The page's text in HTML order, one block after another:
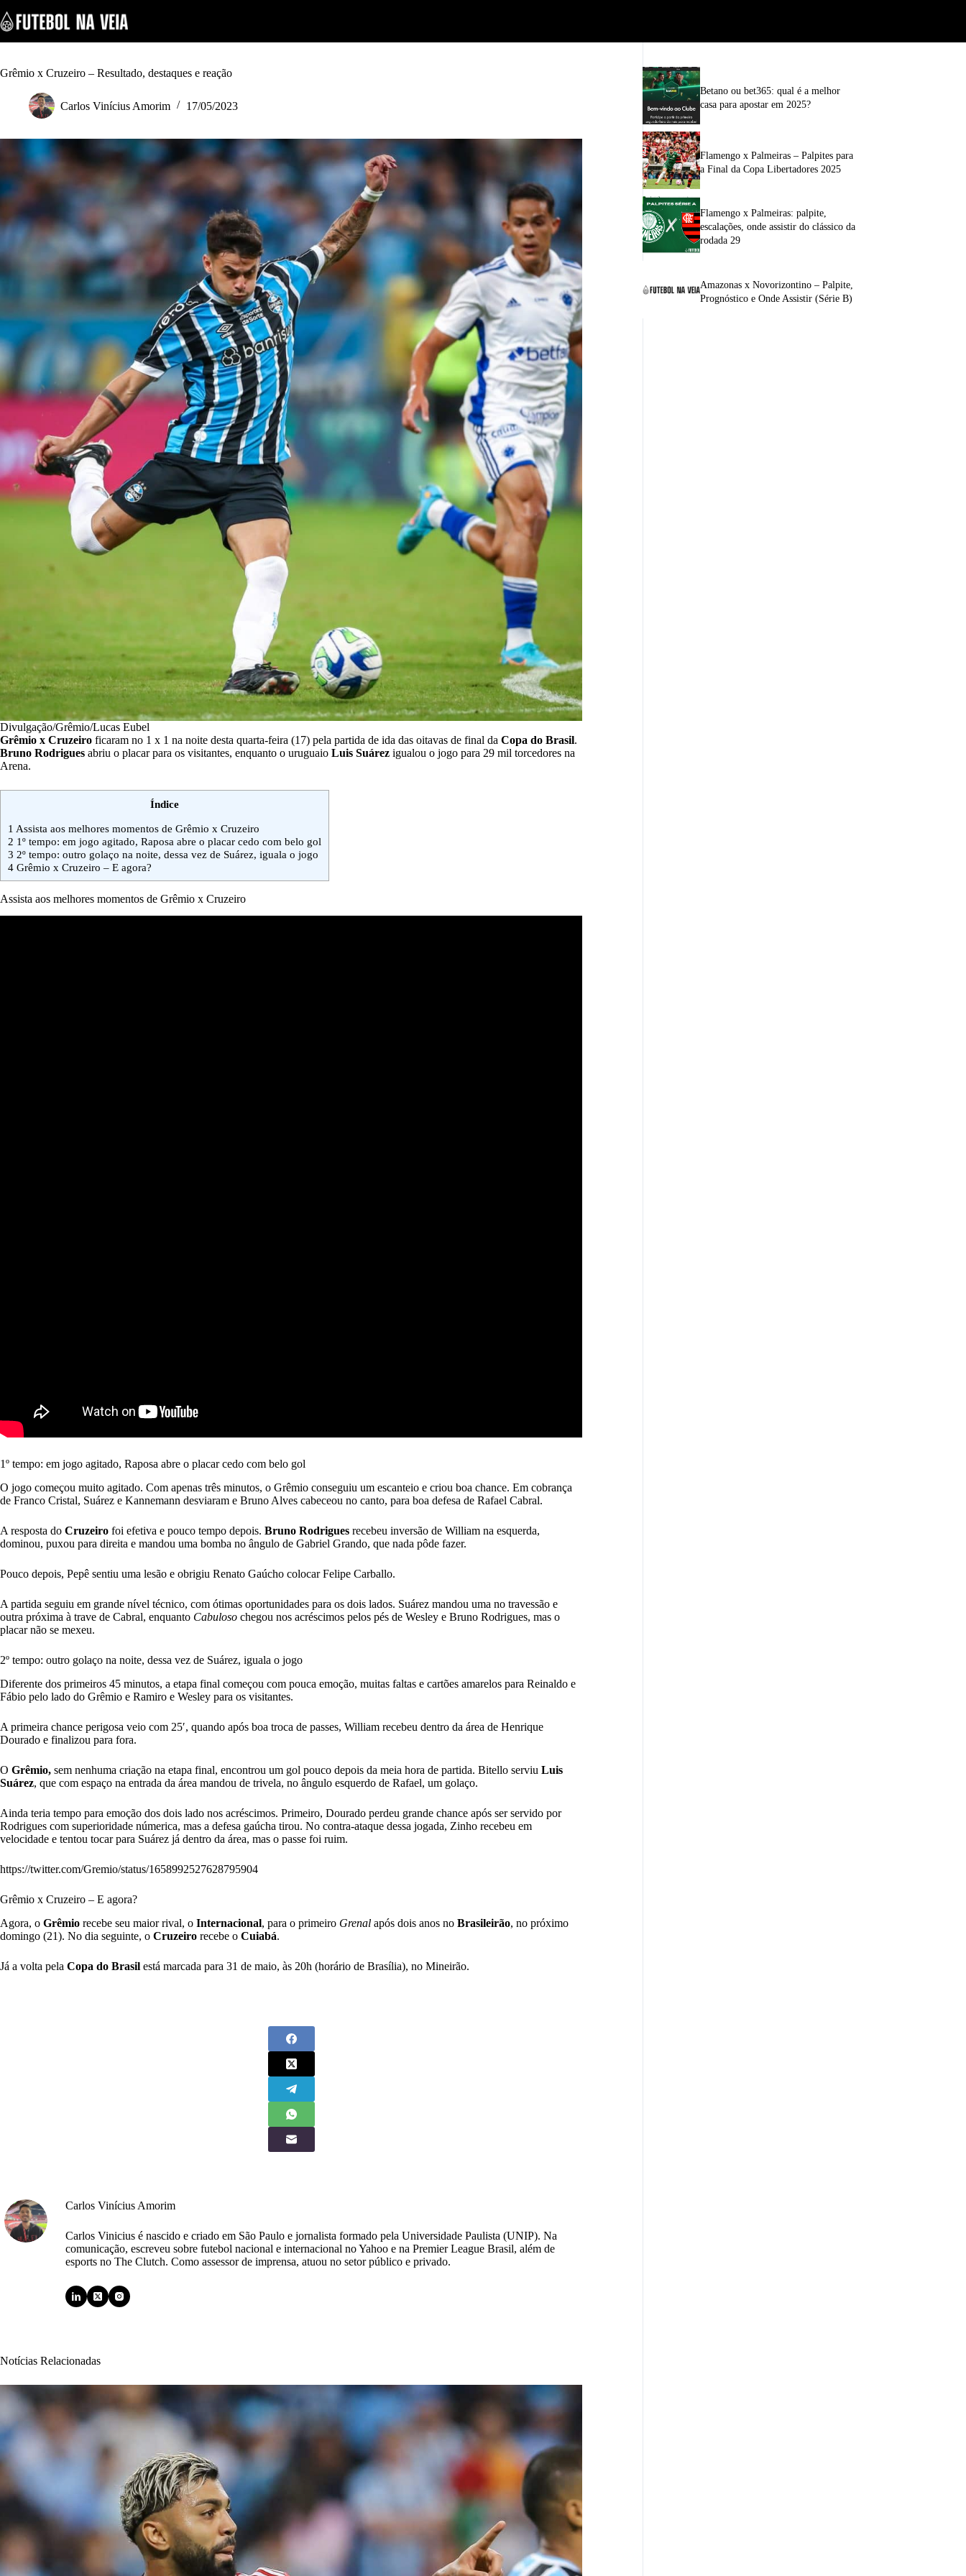
k
i
p
o
Grêmio x Cruzeiro – Resultado, destaques e reação
Carlos Vinícius Amorim 17/05/2023
Divulgação/Grêmio/Lucas Eubel
Grêmio x Cruzeiro ficaram no 1 x 1 na noite desta quarta-feira (17) pela partida de ida das oitavas de final da Copa do Brasil.
Bruno Rodrigues abriu o placar para os visitantes, enquanto o uruguaio Luis Suárez igualou o jogo para 29 mil torcedores na
Arena.
Índice
1 Assista aos melhores momentos de Grêmio x Cruzeiro
2 1º tempo: em jogo agitado, Raposa abre o placar cedo com belo gol
3 2º tempo: outro golaço na noite, dessa vez de Suárez, iguala o jogo
4 Grêmio x Cruzeiro – E agora?
Assista aos melhores momentos de Grêmio x Cruzeiro
1º tempo: em jogo agitado, Raposa abre o placar cedo com belo gol
O jogo começou muito agitado. Com apenas três minutos, o Grêmio conseguiu um escanteio e criou boa chance. Em cobrança
de Franco Cristal, Suárez e Kannemann desviaram e Bruno Alves cabeceou no canto, para boa defesa de Rafael Cabral.
A resposta do Cruzeiro foi efetiva e pouco tempo depois. Bruno Rodrigues recebeu inversão de William na esquerda,
dominou, puxou para direita e mandou uma bomba no ângulo de Gabriel Grando, que nada pôde fazer.
Pouco depois, Pepê sentiu uma lesão e obrigiu Renato Gaúcho colocar Felipe Carballo.
A partida seguiu em grande nível técnico, com ótimas oportunidades para os dois lados. Suárez mandou uma no travessão e
outra próxima à trave de Cabral, enquanto Cabuloso chegou nos acréscimos pelos pés de Wesley e Bruno Rodrigues, mas o
placar não se mexeu.
2º tempo: outro golaço na noite, dessa vez de Suárez, iguala o jogo
Diferente dos primeiros 45 minutos, a etapa final começou com pouca emoção, muitas faltas e cartões amarelos para Reinaldo e
Fábio pelo lado do Grêmio e Ramiro e Wesley para os visitantes.
A primeira chance perigosa veio com 25′, quando após boa troca de passes, William recebeu dentro da área de Henrique
Dourado e finalizou para fora.
O Grêmio, sem nenhuma criação na etapa final, encontrou um gol pouco depois da meia hora de partida. Bitello serviu Luis
Suárez, que com espaço na entrada da área mandou de trivela, no ângulo esquerdo de Rafael, um golaço.
Ainda teria tempo para emoção dos dois lado nos acréscimos. Primeiro, Dourado perdeu grande chance após ser servido por
Rodrigues com superioridade númerica, mas a defesa gaúcha tirou. No contra-ataque dessa jogada, Zinho recebeu em
velocidade e tentou tocar para Suárez já dentro da área, mas o passe foi ruim.
https://twitter.com/Gremio/status/1658992527628795904
Grêmio x Cruzeiro – E agora?
Agora, o Grêmio recebe seu maior rival, o Internacional, para o primeiro Grenal após dois anos no Brasileirão, no próximo
domingo (21). No dia seguinte, o Cruzeiro recebe o Cuiabá.
Já a volta pela Copa do Brasil está marcada para 31 de maio, às 20h (horário de Brasília), no Mineirão.
Carlos Vinícius Amorim
Carlos Vinicius é nascido e criado em São Paulo e jornalista formado pela Universidade Paulista (UNIP). Na
comunicação, escreveu sobre futebol nacional e internacional no Yahoo e na Premier League Brasil, além de
esports no The Clutch. Como assessor de imprensa, atuou no setor público e privado.
Notícias Relacionadas
Betano ou bet365: qual é a melhor
casa para apostar em 2025?
Flamengo x Palmeiras – Palpites para
a Final da Copa Libertadores 2025
Flamengo x Palmeiras: palpite,
escalações, onde assistir do clássico da
rodada 29
Amazonas x Novorizontino – Palpite,
Prognóstico e Onde Assistir (Série B)